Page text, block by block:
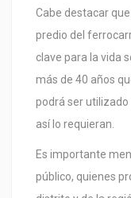
Cabe destacar
predio del
clave para la vida
más de 40 años
podrá ser
así lo requieran.
Es importante
público, quienes